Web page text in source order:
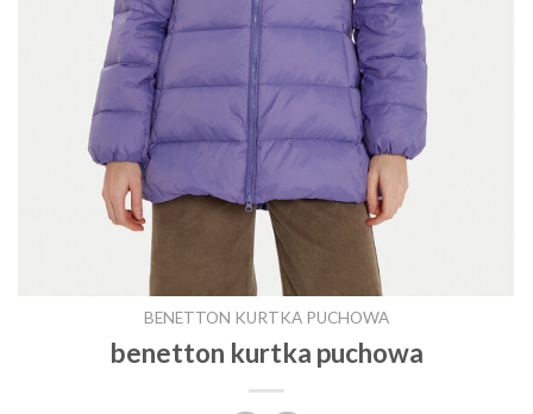
BENETTON KURTKA PUCHOWA
benetton kurtka puchowa